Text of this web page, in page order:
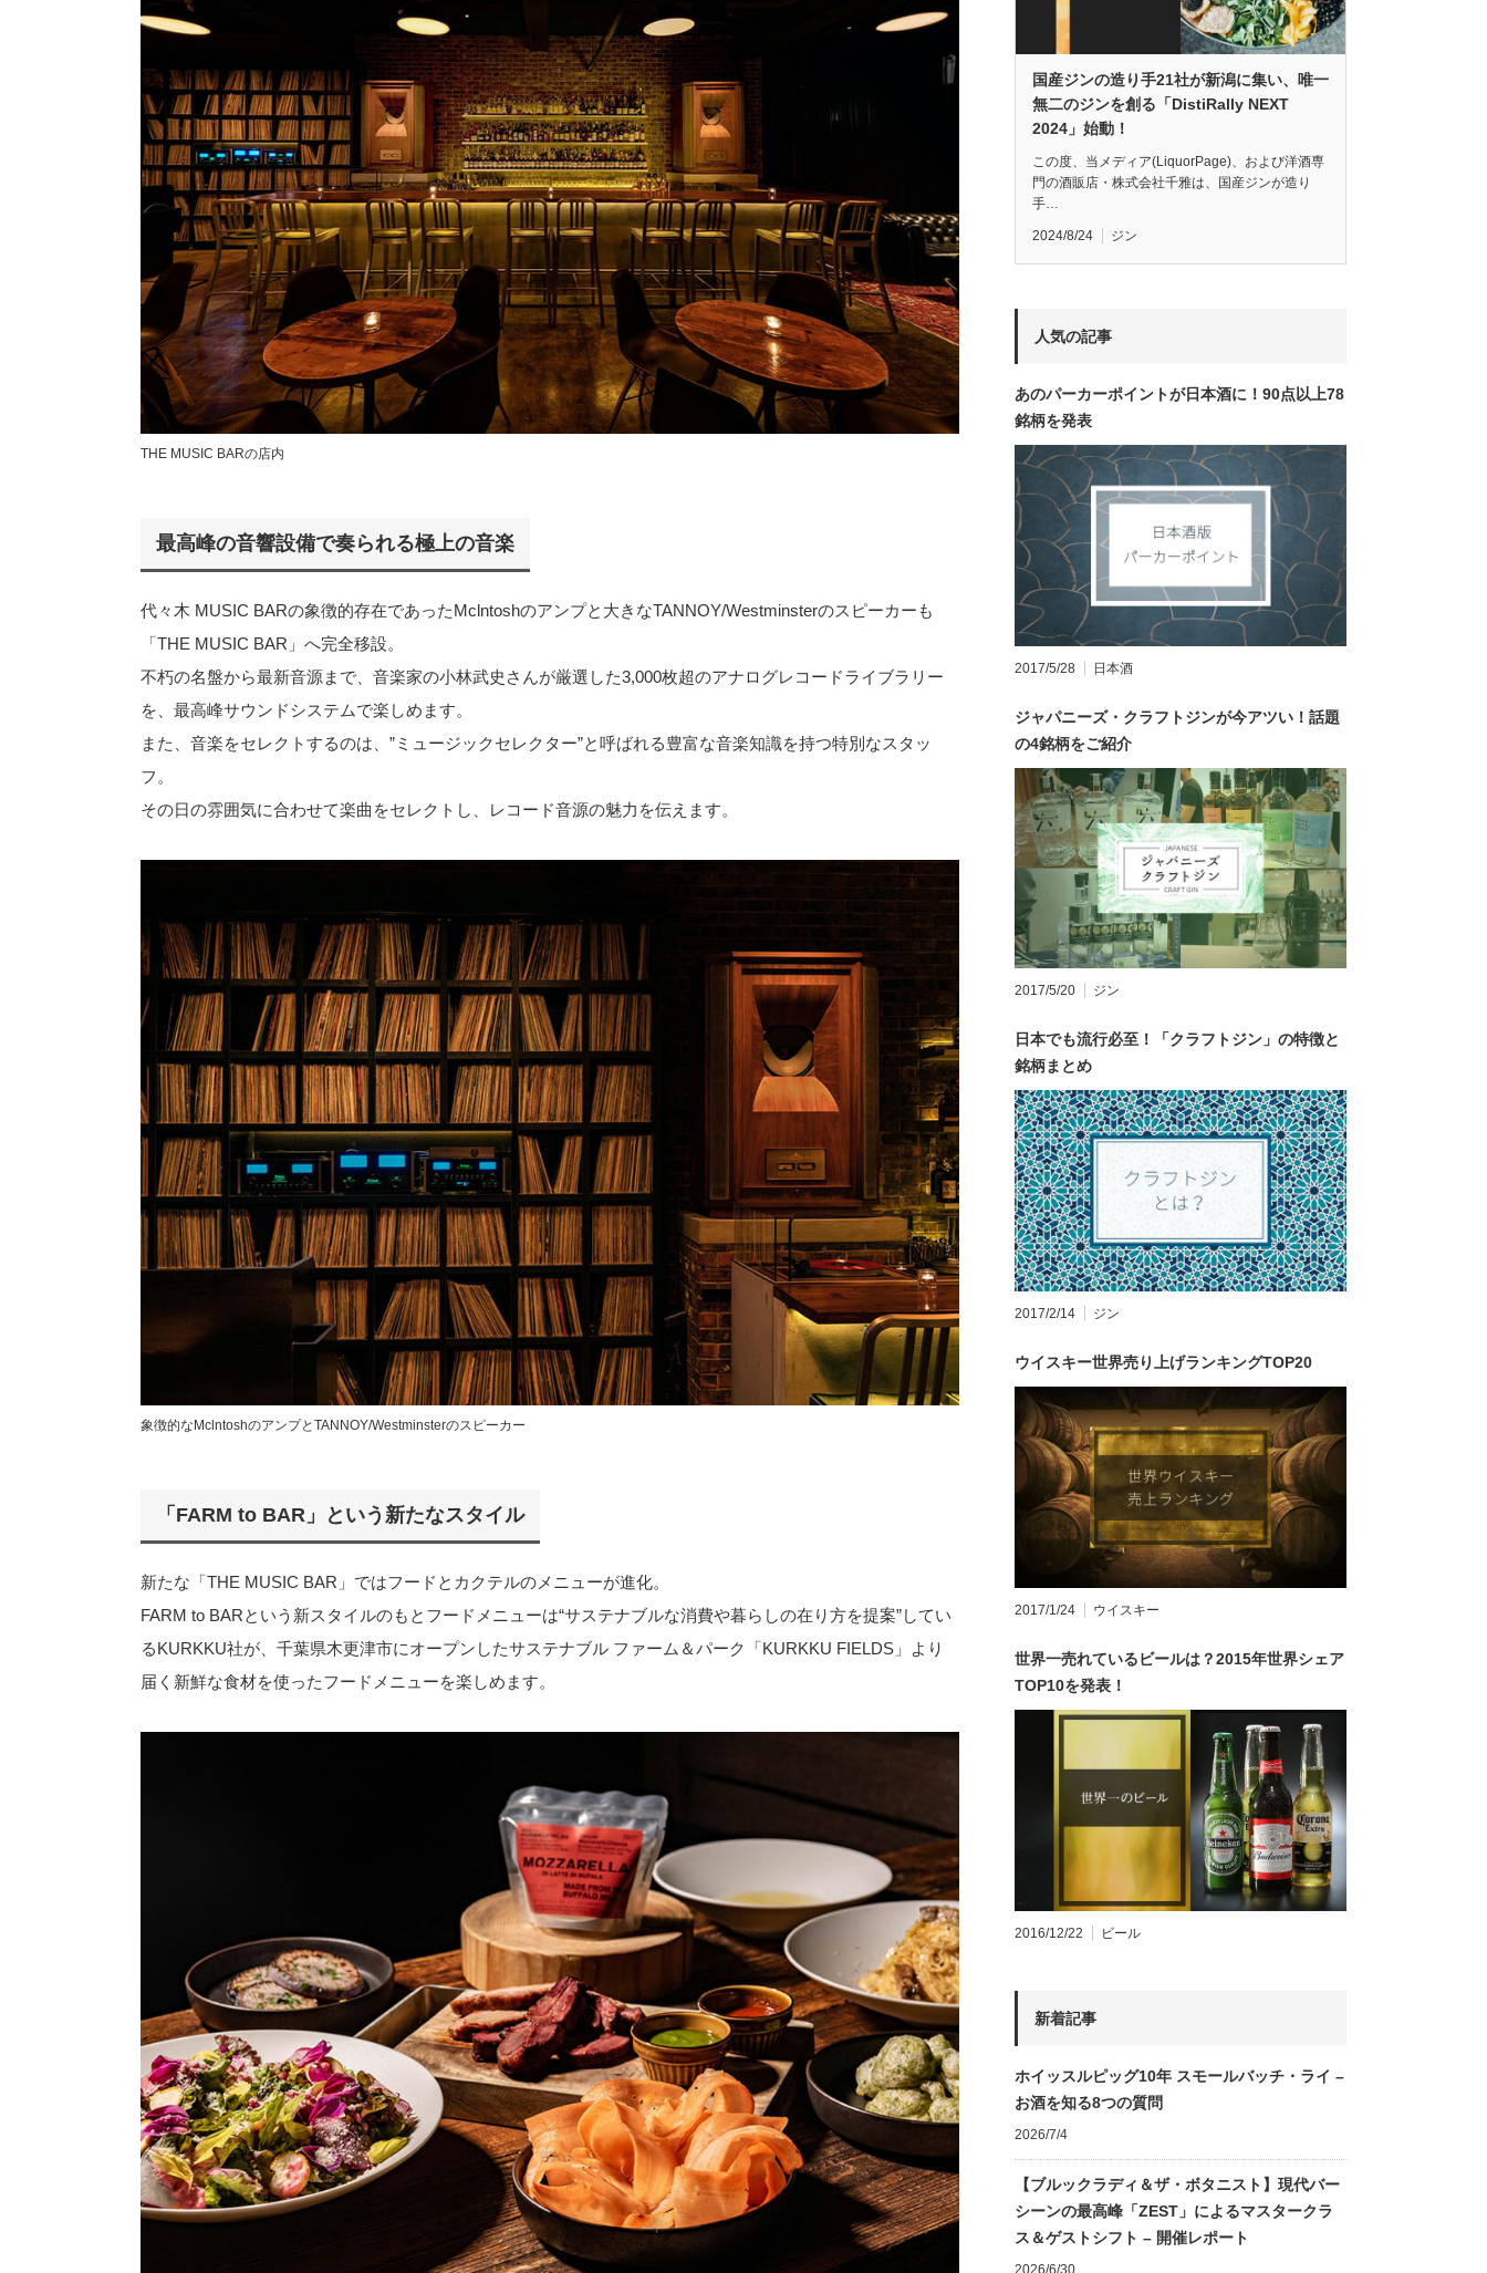
THE MUSIC BARの店内
最高峰の音響設備で奏られる極上の音楽
代々木 MUSIC BARの象徴的存在であったMclntoshのアンプと大きなTANNOY/Westminsterのスピーカーも
「THE MUSIC BAR」へ完全移設。
不朽の名盤から最新音源まで、音楽家の小林武史さんが厳選した3,000枚超のアナログレコードライブラリー
を、最高峰サウンドシステムで楽しめます。
また、音楽をセレクトするのは、”ミュージックセレクター”と呼ばれる豊富な音楽知識を持つ特別なスタッ
フ。
その日の雰囲気に合わせて楽曲をセレクトし、レコード音源の魅力を伝えます。
象徴的なMclntoshのアンプとTANNOY/Westminsterのスピーカー
「FARM to BAR」という新たなスタイル
新たな「THE MUSIC BAR」ではフードとカクテルのメニューが進化。
FARM to BARという新スタイルのもとフードメニューは“サステナブルな消費や暮らしの在り方を提案”してい
るKURKKU社が、千葉県木更津市にオープンしたサステナブル ファーム＆パーク「KURKKU FIELDS」より
届く新鮮な食材を使ったフードメニューを楽しめます。
国産ジンの造り手21社が新潟に集い、唯一
無二のジンを創る「DistiRally NEXT
2024」始動！
この度、当メディア(LiquorPage)、および洋酒専
門の酒販店・株式会社千雅は、国産ジンが造り
手…
2024/8/24 ジン
人気の記事
あのパーカーポイントが日本酒に！90点以上78
銘柄を発表
2017/5/28 日本酒
ジャパニーズ・クラフトジンが今アツい！話題
の4銘柄をご紹介
2017/5/20 ジン
日本でも流行必至！「クラフトジン」の特徴と
銘柄まとめ
2017/2/14 ジン
ウイスキー世界売り上げランキングTOP20
2017/1/24 ウイスキー
世界一売れているビールは？2015年世界シェア
TOP10を発表！
2016/12/22 ビール
新着記事
ホイッスルピッグ10年 スモールバッチ・ライ –
お酒を知る8つの質問
2026/7/4
【ブルックラディ＆ザ・ボタニスト】現代バー
シーンの最高峰「ZEST」によるマスタークラ
ス＆ゲストシフト – 開催レポート
2026/6/30